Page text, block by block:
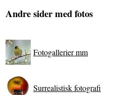
Andre sider med fotos
Fotogallerier mm
Surrealistisk fotografi